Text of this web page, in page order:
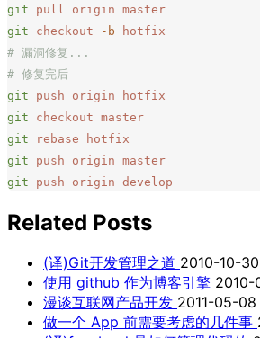
git pull origin master
git checkout -b hotfix
# 漏洞修复...
# 修复完后
git push origin hotfix
git checkout master
git rebase hotfix
git push origin master
git push origin develop
Related Posts
(译)Git开发管理之道 2010-10-30
使用 github 作为博客引擎 2010-
漫谈互联网产品开发 2011-05-08
做一个 App 前需要考虑的几件事